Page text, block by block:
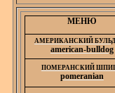
МЕНЮ
АМЕРИКАНСКИЙ
american-bulldog
ПОМЕРАНСКИЙ
pomeranian